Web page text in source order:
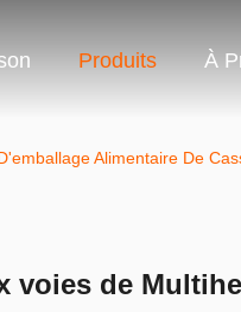
Produits À
Alimentaire De
voies de